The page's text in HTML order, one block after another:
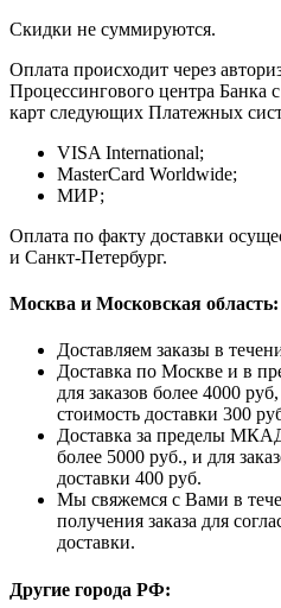
Скидки не суммируются.
Оплата происходит через
Процессингового центра Банка
карт следующих Платежных
VISA International;
MasterCard Worldwide;
МИР;
Оплата по факту доставки
и Санкт-Петербург.
Москва и Московская область:
Доставляем заказы в
Доставка по Москве и в
для заказов более 4000
стоимость доставки 300
Доставка за пределы
более 5000 руб., и для
доставки 400 руб.
Мы свяжемся с Вами в
получения заказа для
доставки.
Другие города РФ: